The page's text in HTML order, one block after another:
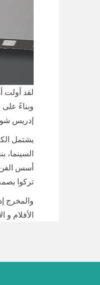
لقد أولت
وبناءً
إدريس
يشتمل
السينما،
أسس الفن
تركوا
والمخرج
الأفلام